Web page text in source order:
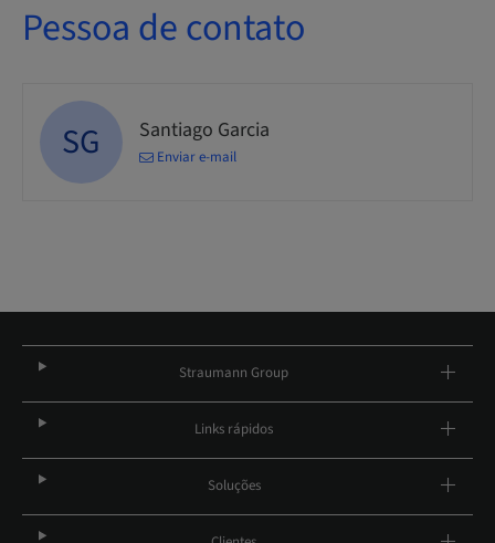
Pessoa de contato
SG Santiago Garcia
Enviar e-mail
Straumann Group
Links rápidos
Soluções